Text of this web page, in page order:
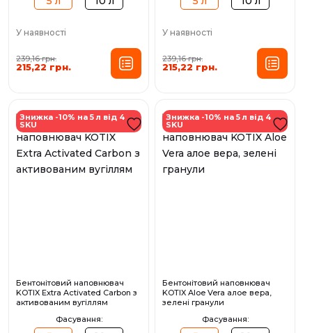
У наявності
239,16 грн.
215,22 грн.
У наявності
239,16 грн.
215,22 грн.
Знижка -10% на 5 л від 4
SKU
Бентонітовий наповнювач
KOTIX Extra Activated Carbon з
активованим вугіллям
Фасування:
Знижка -10% на 5 л від 4
SKU
Бентонітовий наповнювач
KOTIX Aloe Vera алое вера,
зелені гранули
Фасування: